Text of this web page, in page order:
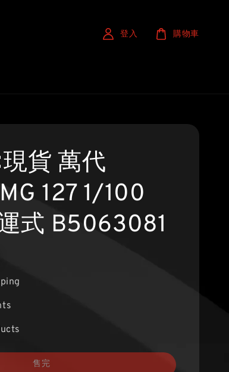
登入 購物車
貨 萬代
127 1/100
式 B5063081
售完